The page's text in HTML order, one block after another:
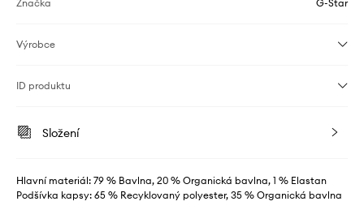
Značka G-Star
Výrobce
ID produktu
Složení
Hlavní materiál: 79 % Bavlna, 20 % Organická bavlna, 1 % Elastan
Podšívka kapsy: 65 % Recyklovaný polyester, 35 % Organická bavlna